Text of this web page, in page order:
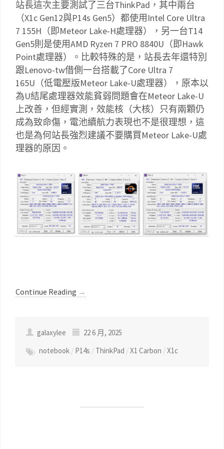
站長這次主要測試了三台ThinkPad，其中兩台
（X1c Gen12與P14s Gen5）都使用Intel Core Ultra
7 155H（即Meteor Lake-H處理器），另一台T14
Gen5則是使用AMD Ryzen 7 PRO 8840U（即Hawk
Point處理器）。比較特殊的是，站長去年還特別
跟Lenovo-tw借側一台搭載了Core Ultra 7
165U（低電壓版Meteor Lake-U處理器），原本以
為U結尾處理器效能貧弱問題會在Meteor Lake-U
上改善，但經實測，效能核（大核）只有兩顆仍
成為致命傷，電池續航力表現也不是很理想，這
也是為何站長強烈建議不要購買Meteor Lake-U處
理器的原因。
Continue Reading →
galaxylee
22 6 月, 2025
notebook / P14s / ThinkPad /X1 Carbon /X1c